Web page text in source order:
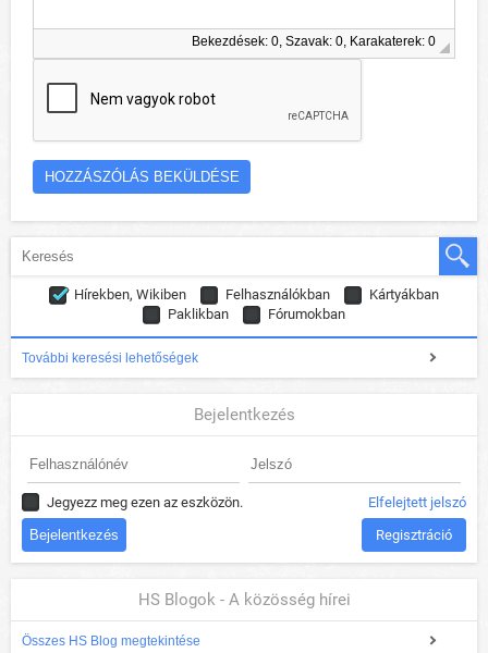
Bekezdések: 0, Szavak: 0, Karakaterek: 0
Hírekben, Wikiben Felhasználókban
Kártyákban
Paklikban
Fórumokban
További keresési lehetőségek
Bejelentkezés
Jegyezz meg ezen az eszközön. Elfelejtett jelszó
Regisztráció
HS Blogok - A közösség hírei
Összes HS Blog megtekintése